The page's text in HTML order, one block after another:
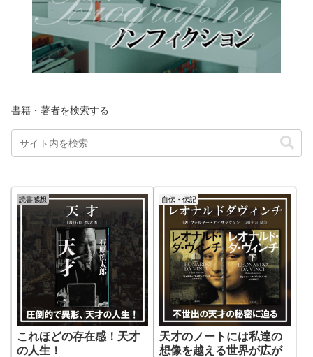
書籍・著者を検索する
読書感想
これほどの存在感！天才
の人生！
自伝・伝記
天才のノートには私達の
想像を越える世界が広が